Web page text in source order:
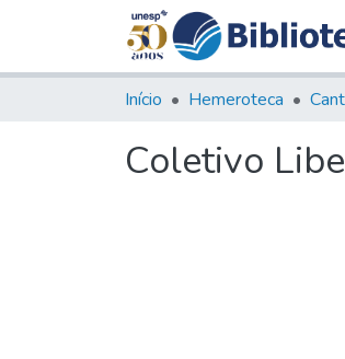
Início Hemeroteca
Coletivo